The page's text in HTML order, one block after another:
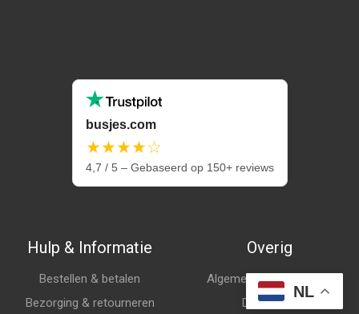
busjes.com
★★★★☆
4,7 / 5 – Gebaseerd op 150+ reviews
Hulp & Informatie
Bestellen & betalen
Bezorging & retourneren
Overig
Algemene voorwaarden
Disclaimer
NL